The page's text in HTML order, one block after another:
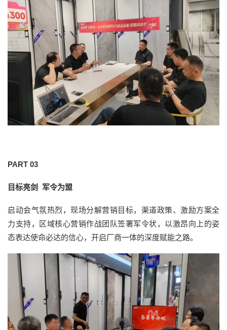
PART 03
目标亮剑 军令为盟
启动会气氛热烈，现场分解营销目标，渠道政策、激励方案全
力支持，区域核心营销作战团队签署军令状，以激昂向上的姿
态表达使命必达的信心，开启厂商一体的深度赋能之路。